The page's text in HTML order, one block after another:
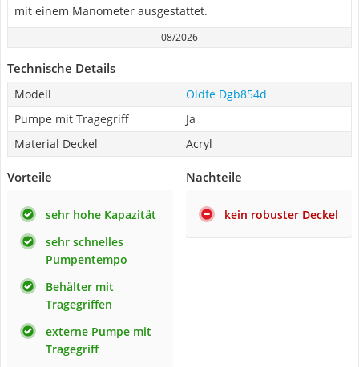
mit einem Manometer ausgestattet.
08/2026
Technische Details
Modell
Oldfe Dgb854d
Pumpe mit Tragegriff
Ja
Material Deckel
Acryl
Vorteile
sehr hohe Kapazität
sehr schnelles
Pumpentempo
Behälter mit
Tragegriffen
externe Pumpe mit
Tragegriff
Nachteile
kein robuster Deckel